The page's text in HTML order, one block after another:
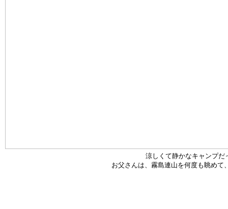
涼しくて静かなキャンプだ
お父さんは、霧島連山を何度も眺め